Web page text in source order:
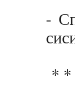
-
*